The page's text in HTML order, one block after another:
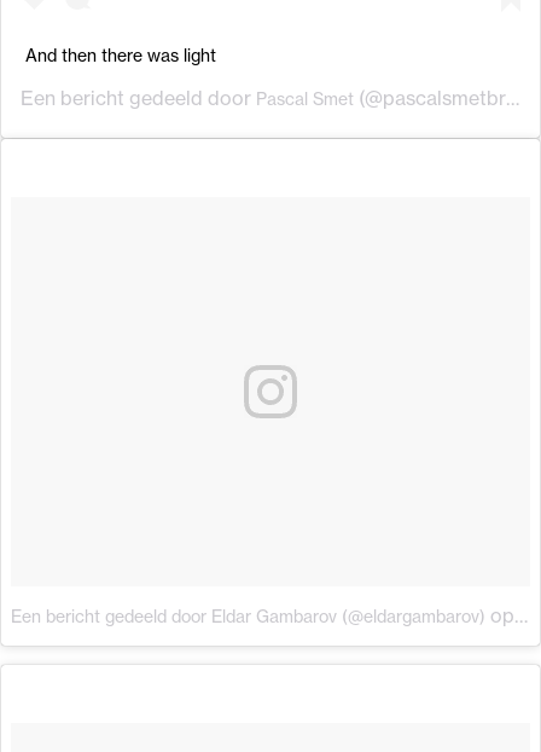
And then there was light
Een bericht gedeeld door Pascal Smet (@pascalsmetbrussels) op
Een bericht gedeeld door Eldar Gambarov (@eldargambarov) op